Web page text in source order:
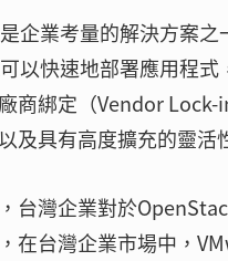
企業考量的解決方案
以快速地部署應用程式
商綁定（Vendor
及具有高度擴充的靈活
台灣企業對於
在台灣企業市場中，